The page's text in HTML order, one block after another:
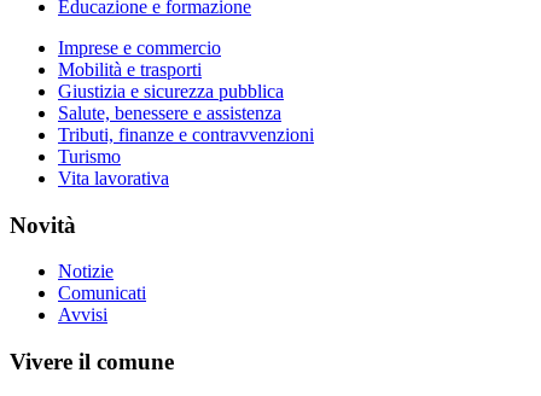
Educazione e formazione
Imprese e commercio
Mobilità e trasporti
Giustizia e sicurezza pubblica
Salute, benessere e assistenza
Tributi, finanze e contravvenzioni
Turismo
Vita lavorativa
Novità
Notizie
Comunicati
Avvisi
Vivere il comune